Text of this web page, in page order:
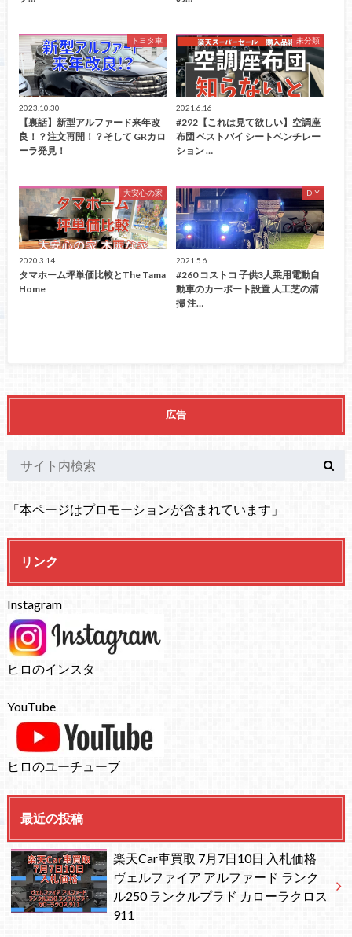
トヨタ車
2023.10.30
【裏話】新型アルファード来年改
良！？注文再開！？そして GRカロ
ーラ発見！
未分類
2021.6.16
#292【これは見て欲しい】空調座
布団 ベストバイ シートベンチレー
ション …
大安心の家
2020.3.14
タマホーム坪単価比較とThe Tama
Home
DIY
2021.5.6
#260 コストコ 子供3人乗用電動自
動車のカーポート設置 人工芝の清
掃 注…
広告
「本ページはプロモーションが含まれています」
リンク
Instagram
ヒロのインスタ
YouTube
ヒロのユーチューブ
最近の投稿
楽天Car車買取 7月7日10日 入札価格
ヴェルファイア アルファード ランク
ル250 ランクルプラド カローラクロス
911